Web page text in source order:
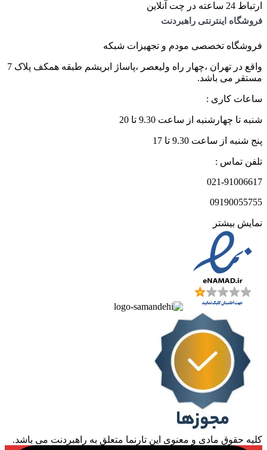
ارتباط 24 ساعته در چت آنلاین
فروشگاه اینترنتی راهبردنت
فروشگاه تخصصی مودم و تجهیزات شبکه
واقع در تهران ،چهار راه ولیعصر ،پاساژ ابریشم طبقه همکف پلاک 7
مستقر می باشد.
ساعات کاری :
شنبه تا چهارشنبه از ساعت 9.30 تا 20
پنج شنبه از ساعت 9.30 تا 17
تلفن تماس :
021-91006617
09190055755
نمایش بیشتر
کلیه حقوق مادی و معنوی این تارنما متعلق به راهبردنت می باشد.